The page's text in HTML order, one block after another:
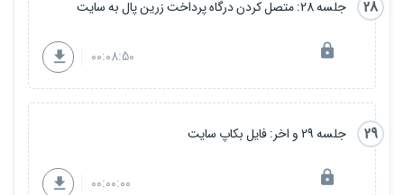
28 جلسه 28: متصل کردن درگاه پرداخت زرین پال به سایت
00:08:50
29 جلسه 29 و اخر: فایل بکاپ سایت
00:00:00